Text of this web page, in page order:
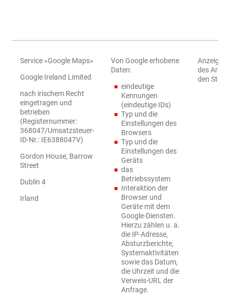
Service «Google Maps»
Google Ireland Limited
nach irischem Recht
eingetragen und
betrieben
(Registernummer:
368047/Umsatzsteuer-
ID-Nr.: IE6388047V)
Gordon House, Barrow
Street
Dublin 4
Irland
Von Google erhobene
Daten:
eindeutige
Kennungen
(eindeutige IDs)
Typ und die
Einstellungen des
Browsers
Typ und die
Einstellungen des
Geräts
das
Betriebssystem
Interaktion der
Browser und
Geräte mit dem
Google-Diensten.
Hierzu zählen u. a.
die IP-Adresse,
Absturzberichte,
Systemaktivitäten
sowie das Datum,
die Uhrzeit und die
Verweis-URL der
Anfrage.
Anzeigen
des
den